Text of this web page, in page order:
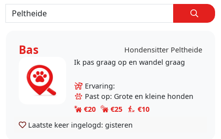
Bas
Hondensitter Peltheide
Ik pas graag op en wandel graag
Ervaring:
Past op: Grote en kleine honden
€20
€25
€10
Laatste keer ingelogd: gisteren